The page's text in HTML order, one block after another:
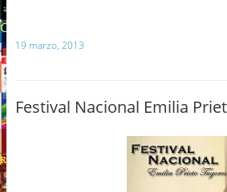
19 marzo, 2013
Festival Nacional Emilia